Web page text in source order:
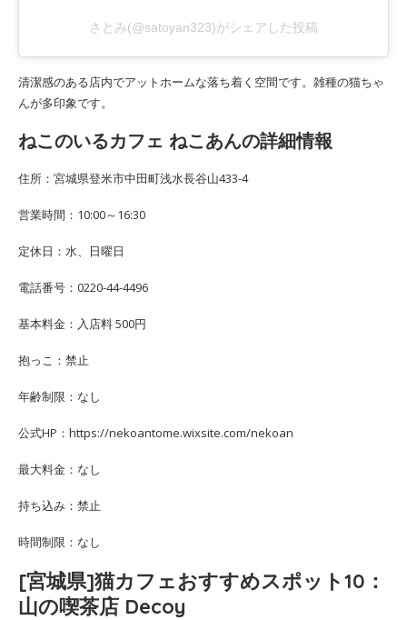
さとみ(@satoyan323)がシェアした投稿
清潔感のある店内でアットホームな落ち着く空間です。雑種の猫ちゃ
んが多印象です。
ねこのいるカフェ ねこあんの詳細情報
住所：宮城県登米市中田町浅水長谷山433-4
営業時間：10:00～16:30
定休日：水、日曜日
電話番号：0220-44-4496
基本料金：入店料 500円
抱っこ：禁止
年齢制限：なし
公式HP：https://nekoantome.wixsite.com/nekoan
最大料金：なし
持ち込み：禁止
時間制限：なし
[宮城県]猫カフェおすすめスポット10：
山の喫茶店 Decoy